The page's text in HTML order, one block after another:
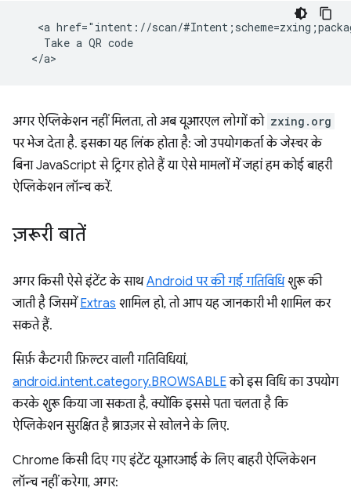
<a href="intent://scan/
    Take a QR code
अगर ऐप्लिकेशन नहीं मिलता, तो अब यूआरएल लोगों को zxing.org
पर भेज देता है. इसका यह लिंक होता है: जो उपयोगकर्ता के जेस्चर के
बिना JavaScript से ट्रिगर होते हैं या ऐसे मामलों में जहां हम कोई बाहरी
ऐप्लिकेशन लॉन्च करें.
ज़रूरी बातें
अगर किसी ऐसे इंटेंट के साथAndroid पर की गई गतिविधिशुरू की
जाती है जिसमें Extras शामिल हो, तो आप यह जानकारी भी शामिल कर
सकते हैं.
सिर्फ़ कैटगरी फ़िल्टर वाली गतिविधियां,
android.intent.category.BROWSABLEको इस विधि का उपयोग
करके शुरू किया जा सकता है, क्योंकि इससे पता चलता है कि
ऐप्लिकेशन सुरक्षित है ब्राउज़र से खोलने के लिए.
Chrome किसी दिए गए इंटेंट यूआरआई के लिए बाहरी ऐप्लिकेशन
लॉन्च नहीं करेगा, अगर: